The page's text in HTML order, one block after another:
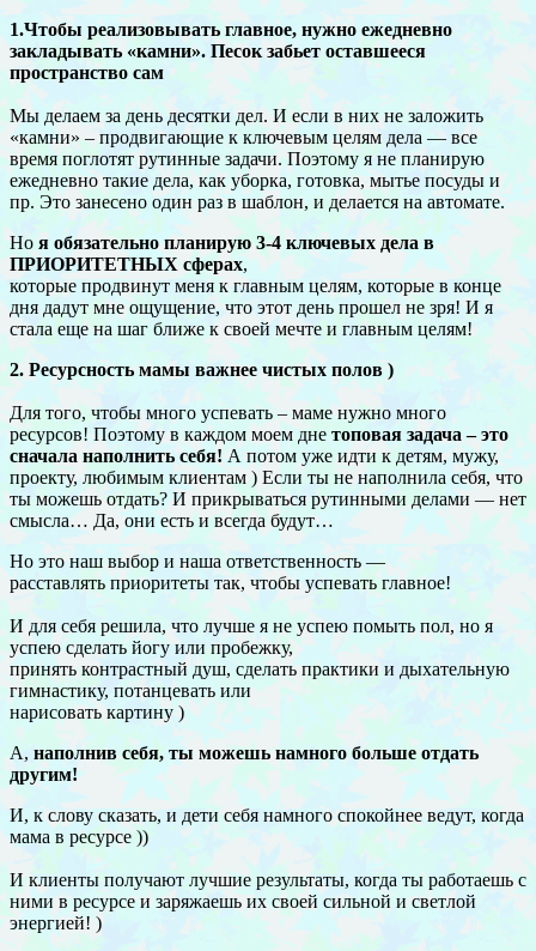
1.Чтобы реализовывать главное, нужно ежедневно
закладывать «камни». Песок забьет оставшееся
пространство сам
Мы делаем за день десятки дел. И если в них не заложить
«камни» – продвигающие к ключевым целям дела — все
время поглотят рутинные задачи. Поэтому я не планирую
ежедневно такие дела, как уборка, готовка, мытье посуды и
пр. Это занесено один раз в шаблон, и делается на автомате.
Но я обязательно планирую 3-4 ключевых дела в
ПРИОРИТЕТНЫХ сферах,
которые продвинут меня к главным целям, которые в конце
дня дадут мне ощущение, что этот день прошел не зря! И я
стала еще на шаг ближе к своей мечте и главным целям!
2. Ресурсность мамы важнее чистых полов )
Для того, чтобы много успевать – маме нужно много
ресурсов! Поэтому в каждом моем дне топовая задача – это
сначала наполнить себя! А потом уже идти к детям, мужу,
проекту, любимым клиентам ) Если ты не наполнила себя, что
ты можешь отдать? И прикрываться рутинными делами — нет
смысла… Да, они есть и всегда будут…
Но это наш выбор и наша ответственность —
расставлять приоритеты так, чтобы успевать главное!
И для себя решила, что лучше я не успею помыть пол, но я
успею сделать йогу или пробежку,
принять контрастный душ, сделать практики и дыхательную
гимнастику, потанцевать или
нарисовать картину )
А, наполнив себя, ты можешь намного больше отдать
другим!
И, к слову сказать, и дети себя намного спокойнее ведут, когда
мама в ресурсе ))
И клиенты получают лучшие результаты, когда ты работаешь с
ними в ресурсе и заряжаешь их своей сильной и светлой
энергией! )